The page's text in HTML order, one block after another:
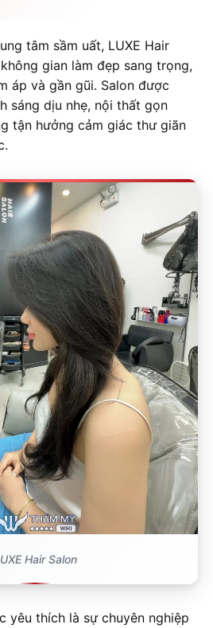
tâm sầm uất, LUXE Hair
gian làm đẹp sang trọng,
áp và gần gũi. Salon được
sáng dịu nhẹ, nội thất gọn
tận hưởng cảm giác thư giãn
Hair Salon
yêu thích là sự chuyên nghiệp